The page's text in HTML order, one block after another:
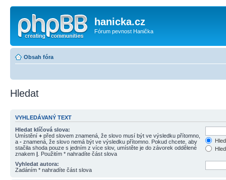
hanicka.cz
Fórum pevnost Hanička
Obsah fóra
Hledat
VYHLEDÁVANÝ TEXT
Hledat klíčová slova:
Umístění + před slovem znamená, že slovo musí být ve výsledku přítomno,
a - znamená, že slovo nemá být ve výsledku přítomno. Pokud chcete, aby
stačila shoda pouze s jedním z více slov, umístěte je do závorek oddělené
znakem | . Použitím * nahradíte část slova
Vyhledat autora:
Zadáním * nahradíte část slova